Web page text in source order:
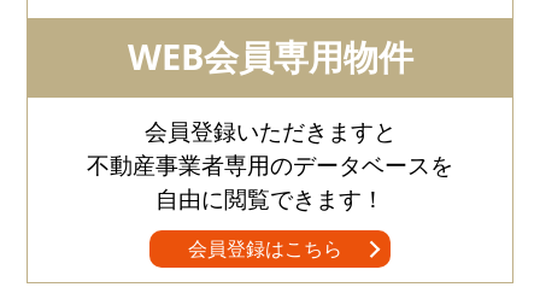
WEB会員専用物件
会員登録いただきますと
不動産事業者専用のデータベースを
自由に閲覧できます！
会員登録はこちら